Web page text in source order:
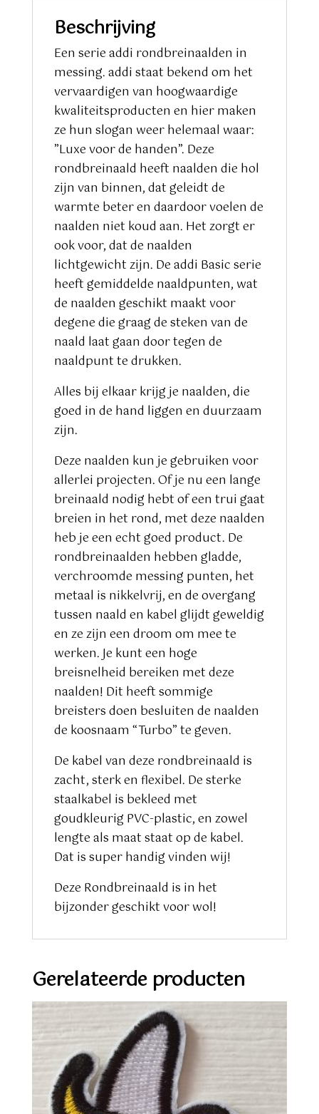
Beschrijving
Een serie addi rondbreinaalden in
messing. addi staat bekend om het
vervaardigen van hoogwaardige
kwaliteitsproducten en hier maken
ze hun slogan weer helemaal waar:
”Luxe voor de handen”. Deze
rondbreinaald heeft naalden die hol
zijn van binnen, dat geleidt de
warmte beter en daardoor voelen de
naalden niet koud aan. Het zorgt er
ook voor, dat de naalden
lichtgewicht zijn. De addi Basic serie
heeft gemiddelde naaldpunten, wat
de naalden geschikt maakt voor
degene die graag de steken van de
naald laat gaan door tegen de
naaldpunt te drukken.
Alles bij elkaar krijg je naalden, die
goed in de hand liggen en duurzaam
zijn.
Deze naalden kun je gebruiken voor
allerlei projecten. Of je nu een lange
breinaald nodig hebt of een trui gaat
breien in het rond, met deze naalden
heb je een echt goed product. De
rondbreinaalden hebben gladde,
verchroomde messing punten, het
metaal is nikkelvrij, en de overgang
tussen naald en kabel glijdt geweldig
en ze zijn een droom om mee te
werken. Je kunt een hoge
breisnelheid bereiken met deze
naalden! Dit heeft sommige
breisters doen besluiten de naalden
de koosnaam “Turbo” te geven.
De kabel van deze rondbreinaald is
zacht, sterk en flexibel. De sterke
staalkabel is bekleed met
goudkleurig PVC-plastic, en zowel
lengte als maat staat op de kabel.
Dat is super handig vinden wij!
Deze Rondbreinaald is in het
bijzonder geschikt voor wol!
Gerelateerde producten